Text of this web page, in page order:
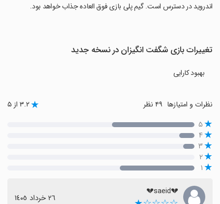
اندروید در دسترس است. گیم پلی بازی فوق العاده جذاب خواهد بود.
تغییرات بازی شگفت انگیزان در نسخه جدید
بهبود کارایی
نظرات و امتیازها ۳.۲ از ۵
۵
۴
۳
۲
۱
💔saeid💔
٢٦ خرداد ١٤٠٥